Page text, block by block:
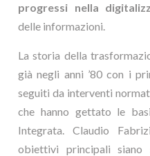
progressi nella
delle informazioni.
La storia della
già negli anni ’80 con i
seguiti da interventi
che hanno gettato le
Integrata. Claudio
obiettivi principali